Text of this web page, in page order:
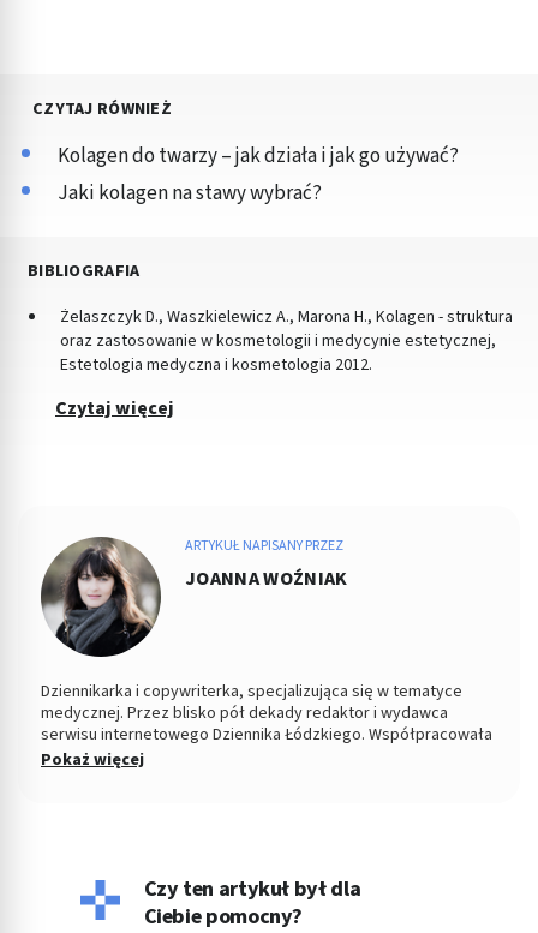
CZYTAJ RÓWNIEŻ
Kolagen do twarzy – jak działa i jak go używać?
Jaki kolagen na stawy wybrać?
BIBLIOGRAFIA
Żelaszczyk D., Waszkielewicz A., Marona H., Kolagen - struktura
oraz zastosowanie w kosmetologii i medycynie estetycznej,
Estetologia medyczna i kosmetologia 2012.
Czytaj więcej
ARTYKUŁ NAPISANY PRZEZ
JOANNA WOŹNIAK
Dziennikarka i copywriterka, specjalizująca się w tematyce
medycznej. Przez blisko pół dekady redaktor i wydawca
serwisu internetowego Dziennika Łódzkiego. Współpracowała
z łódzkim ośrodkiem TVP. Absolwentka Filozofii oraz
Pokaż więcej
Czy ten artykuł był dla
Ciebie pomocny?